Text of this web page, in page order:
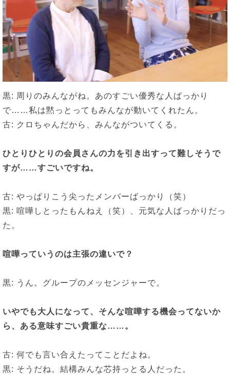
黒: 周りのみんながね。あのすごい優秀な人ばっかり
で……私は黙っとってもみんなが動いてくれたん。
古: クロちゃんだから、みんながついてくる。
ひとりひとりの会員さんの力を引き出すって難しそうで
すが……すごいですね。
古: やっぱりこう尖ったメンバーばっかり（笑）
黒: 喧嘩しとったもんねえ（笑）、元気な人ばっかりだっ
た。
喧嘩っていうのは主張の違いで？
黒: うん。グループのメッセンジャーで。
いやでも大人になって、そんな喧嘩する機会ってないか
ら、ある意味すごい貴重な……。
古: 何でも言い合えたってことだよね。
黒: そうだね。結構みんな芯持っとる人だった。